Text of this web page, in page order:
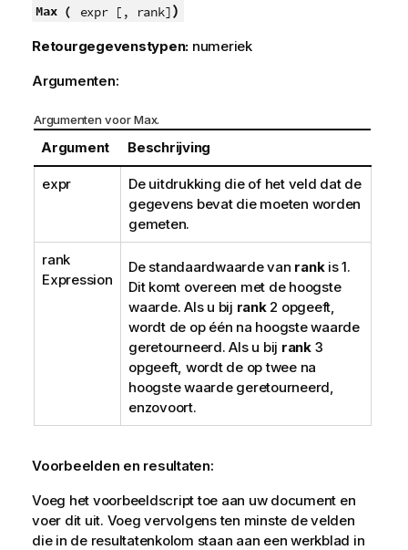
Max ( expr [, rank])
Retourgegevenstypen: numeriek
Argumenten:
Argumenten voor Max.
Argument Beschrijving
expr
De uitdrukking die of het veld dat de
gegevens bevat die moeten worden
gemeten.
rank
Expression
De standaardwaarde van rankis 1.
Dit komt overeen met de hoogste
waarde. Als u bij rank2 opgeeft,
wordt de op één na hoogste waarde
geretourneerd. Als u bij rank3
opgeeft, wordt de op twee na
hoogste waarde geretourneerd,
enzovoort.
Voorbeelden en resultaten:
Voeg het voorbeeldscript toe aan uw document en
voer dit uit. Voeg vervolgens ten minste de velden
die in de resultatenkolom staan aan een werkblad in